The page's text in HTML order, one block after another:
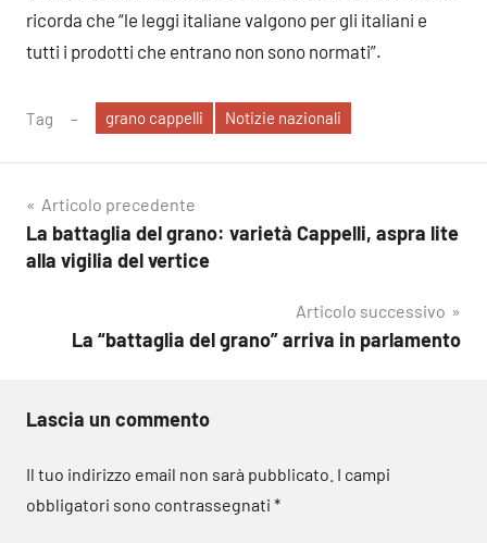
ricorda che “le leggi italiane valgono per gli italiani e
tutti i prodotti che entrano non sono normati”.
Tag grano cappelli Notizie nazionali
Navigazione
articoli
Articolo precedente
La battaglia del grano: varietà Cappelli, aspra lite
alla vigilia del vertice
Articolo successivo
La “battaglia del grano” arriva in parlamento
Lascia un commento
Il tuo indirizzo email non sarà pubblicato. I campi
obbligatori sono contrassegnati *